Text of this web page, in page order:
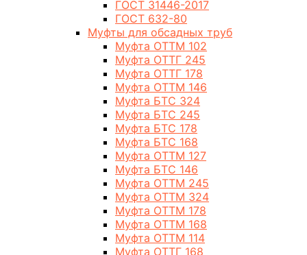
ГОСТ 31446-2017
ГОСТ 632-80
Муфты для обсадных труб
Муфта ОТТМ 102
Муфта ОТТГ 245
Муфта ОТТГ 178
Муфта ОТТМ 146
Муфта БТС 324
Муфта БТС 245
Муфта БТС 178
Муфта БТС 168
Муфта ОТТМ 127
Муфта БТС 146
Муфта ОТТМ 245
Муфта ОТТМ 324
Муфта ОТТМ 178
Муфта ОТТМ 168
Муфта ОТТМ 114
Муфта ОТТГ 168